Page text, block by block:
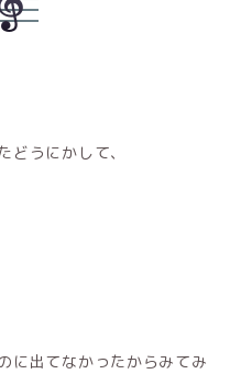
どうにかして、
に出てなかったからみてみ